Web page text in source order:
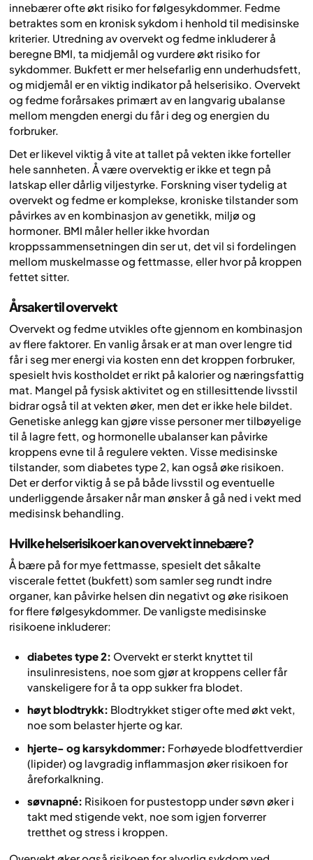
innebærer ofte økt risiko for følgesykdommer. Fedme
betraktes som en kronisk sykdom i henhold til medisinske
kriterier. Utredning av overvekt og fedme inkluderer å
beregne BMI, ta midjemål og vurdere økt risiko for
sykdommer. Bukfett er mer helsefarlig enn underhudsfett,
og midjemål er en viktig indikator på helserisiko. Overvekt
og fedme forårsakes primært av en langvarig ubalanse
mellom mengden energi du får i deg og energien du
forbruker.
Det er likevel viktig å vite at tallet på vekten ikke forteller
hele sannheten. Å være overvektig er ikke et tegn på
latskap eller dårlig viljestyrke. Forskning viser tydelig at
overvekt og fedme er komplekse, kroniske tilstander som
påvirkes av en kombinasjon av genetikk, miljø og
hormoner. BMI måler heller ikke hvordan
kroppssammensetningen din ser ut, det vil si fordelingen
mellom muskelmasse og fettmasse, eller hvor på kroppen
fettet sitter.
Årsaker til overvekt
Overvekt og fedme utvikles ofte gjennom en kombinasjon
av flere faktorer. En vanlig årsak er at man over lengre tid
får i seg mer energi via kosten enn det kroppen forbruker,
spesielt hvis kostholdet er rikt på kalorier og næringsfattig
mat. Mangel på fysisk aktivitet og en stillesittende livsstil
bidrar også til at vekten øker, men det er ikke hele bildet.
Genetiske anlegg kan gjøre visse personer mer tilbøyelige
til å lagre fett, og hormonelle ubalanser kan påvirke
kroppens evne til å regulere vekten. Visse medisinske
tilstander, som diabetes type 2, kan også øke risikoen.
Det er derfor viktig å se på både livsstil og eventuelle
underliggende årsaker når man ønsker å gå ned i vekt med
medisinsk behandling.
Hvilke helserisikoer kan overvekt innebære?
Å bære på for mye fettmasse, spesielt det såkalte
viscerale fettet (bukfett) som samler seg rundt indre
organer, kan påvirke helsen din negativt og øke risikoen
for flere følgesykdommer. De vanligste medisinske
risikoene inkluderer:
diabetes type 2: Overvekt er sterkt knyttet til
insulinresistens, noe som gjør at kroppens celler får
vanskeligere for å ta opp sukker fra blodet.
høyt blodtrykk: Blodtrykket stiger ofte med økt vekt,
noe som belaster hjerte og kar.
hjerte- og karsykdommer: Forhøyede blodfettverdier
(lipider) og lavgradig inflammasjon øker risikoen for
åreforkalkning.
søvnapné: Risikoen for pustestopp under søvn øker i
takt med stigende vekt, noe som igjen forverrer
tretthet og stress i kroppen.